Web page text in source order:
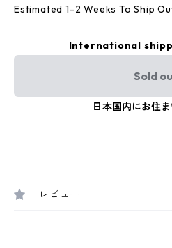
Estimated 1-2 Weeks To Ship
International
Sold
日本国内にお住
レビュー